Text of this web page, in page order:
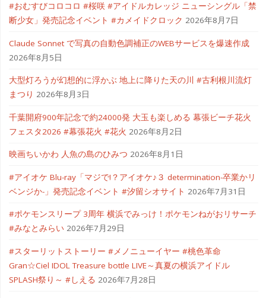
#おむすびコロコロ #桜咲 #アイドルカレッジ ニューシングル「禁
断少女」発売記念イベント #カメイドクロック 2026年8月7日
Claude Sonnet で写真の自動色調補正のWEBサービスを爆速作成
2026年8月5日
大型灯ろうが幻想的に浮かぶ 地上に降りた天の川 #古利根川流灯
まつり 2026年8月3日
千葉開府900年記念で約24000発 大玉も楽しめる 幕張ビーチ花火
フェスタ2026 #幕張花火 #花火 2026年8月2日
映画ちいかわ 人魚の島のひみつ 2026年8月1日
#アイオケ Blu-ray「マジで!？アイオケ♪３ determination-卒業かリ
ベンジか-」発売記念イベント #汐留シオサイト 2026年7月31日
#ポケモンスリープ 3周年 横浜でみっけ！ポケモンねがおリサーチ
#みなとみらい 2026年7月29日
#スターリットストーリー #メノニューイヤー #桃色革命
Gran☆Ciel IDOL Treasure bottle LIVE～真夏の横浜アイドル
SPLASH祭り～ #しえる 2026年7月28日